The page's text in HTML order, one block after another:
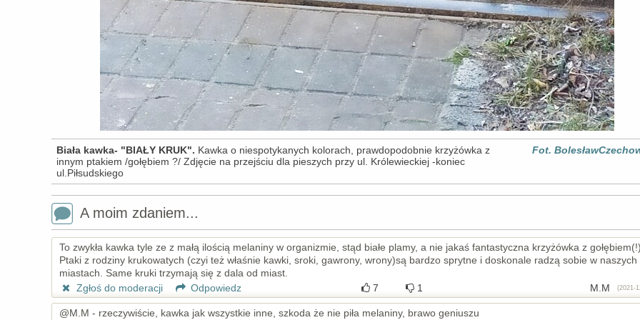
Biała kawka- "BIAŁY KRUK". Kawka o niespotykanych kolorach, prawdopodobnie krzyżówka z
innym ptakiem /gołębiem ?/ Zdjęcie na przejściu dla pieszych przy ul. Królewieckiej -koniec
ul.Piłsudskiego
Fot.
A moim zdaniem...
To zwykła kawka tyle ze z małą ilością melaniny w organizmie, stąd białe plamy, a nie jakaś fantastyczna krzyżówka z
Ptaki z rodziny krukowatych (czyi też właśnie kawki, sroki, gawrony, wrony)są bardzo sprytne i doskonale radzą sobie w naszych
miastach. Same kruki trzymają się z dala od miast.
Zgłoś do moderacji
Odpowiedz 7 1 M.M (2021-
@M.M - rzeczywiście, kawka jak wszystkie inne, szkoda że nie piła melaniny, brawo geniuszu